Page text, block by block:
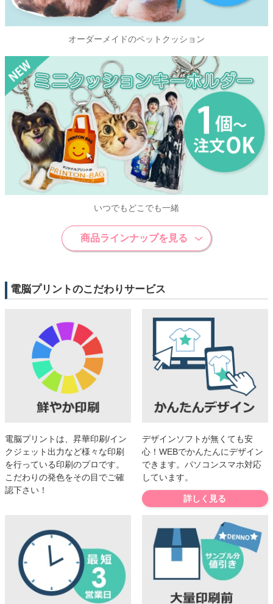
オーダーメイドのペットクッション
いつでもどこでも一緒
商品ラインナップを見る
電脳プリントのこだわりサービス
電脳プリントは、昇華印刷/イン
クジェット出力など様々な印刷
を行っている印刷のプロです。
こだわりの発色をその目でご確
認下さい！
デザインソフトが無くても安
心！WEBでかんたんにデザイン
できます。パソコンスマホ対応
しています。
詳しく見る